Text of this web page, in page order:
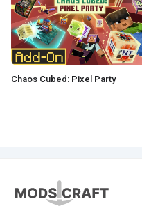
Chaos Cubed: Pixel Party